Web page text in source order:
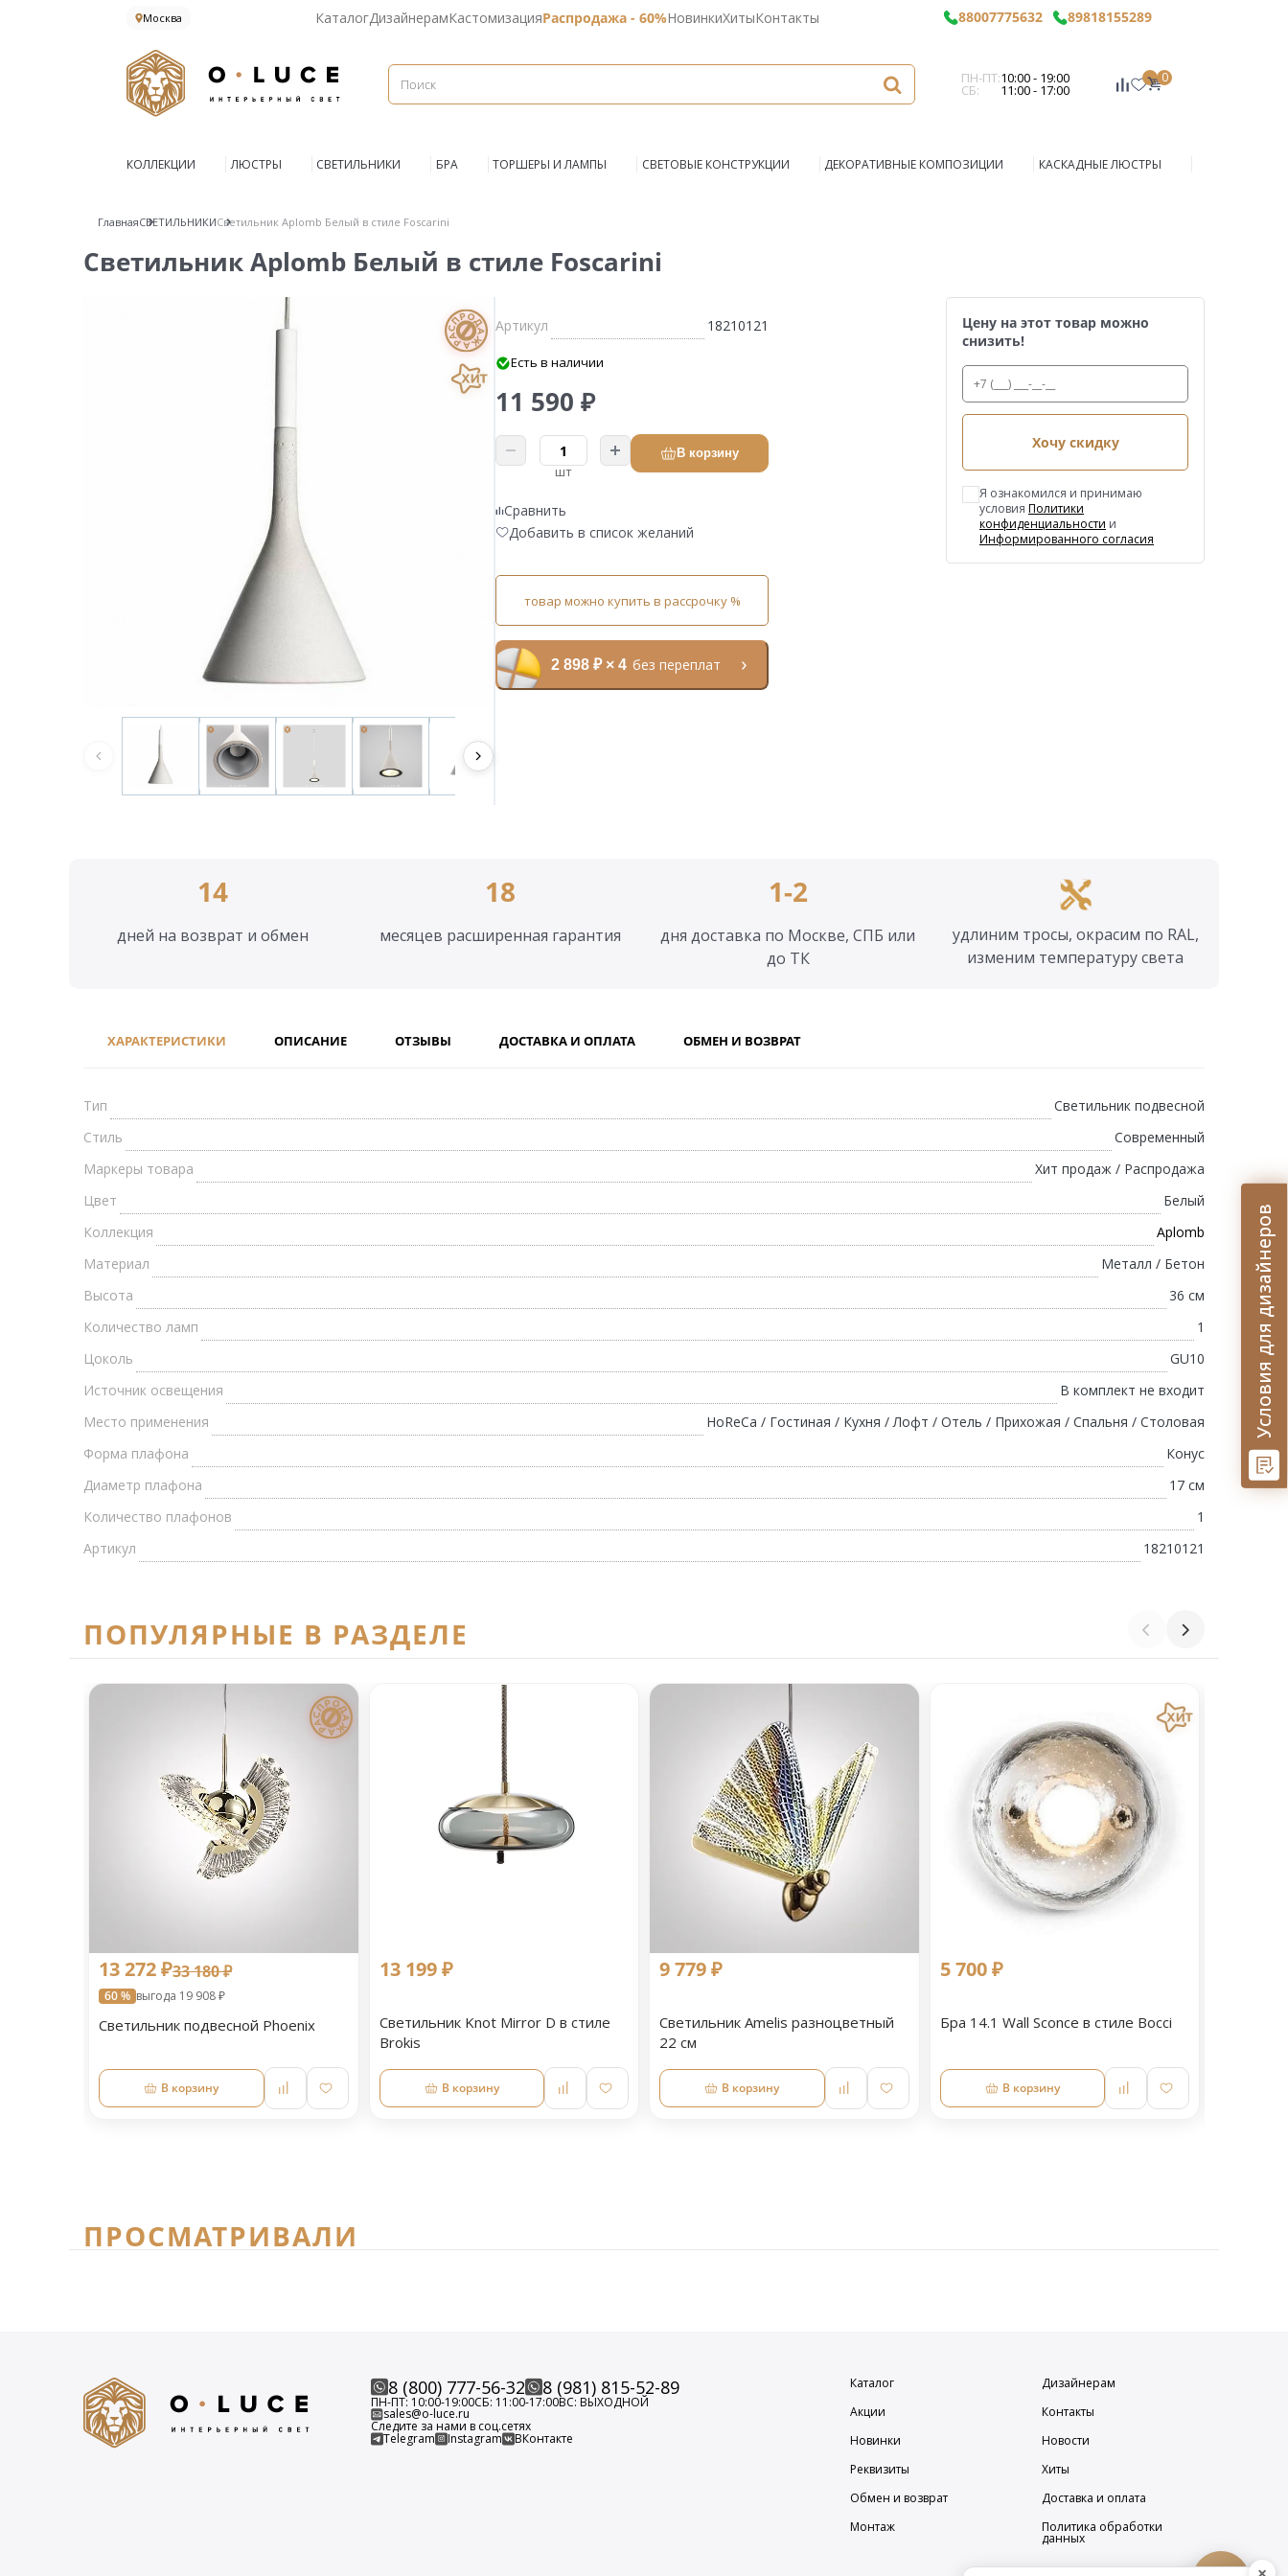
Москва КаталогДизайнерамКастомизацияРаспродажа - 60%НовинкиХитыКонтакты 88007775632 89818155289
ПН-ПТ:10:00 - 19:00
СБ: 11:00 - 17:00
0
КОЛЛЕКЦИИ ЛЮСТРЫ СВЕТИЛЬНИКИ БРА ТОРШЕРЫ И ЛАМПЫ СВЕТОВЫЕ КОНСТРУКЦИИ ДЕКОРАТИВНЫЕ КОМПОЗИЦИИ КАСКАДНЫЕ ЛЮСТРЫ
ГлавнаяСВЕТИЛЬНИКИСветильник Aplomb Белый в стиле Foscarini
Светильник Aplomb Белый в стиле Foscarini
Артикул 18210121
Есть в наличии
11 590 ₽
шт
В корзину
Сравнить
Добавить в список желаний
товар можно купить в рассрочку %
2 898 ₽ × 4 без переплат
Цену на этот товар можно
снизить!
Хочу скидку
Я ознакомился и принимаю
условия Политики
конфиденциальности и
Информированного согласия
14
дней на возврат и обмен
18
месяцев расширенная гарантия
1-2
дня доставка по Москве, СПБ или
до ТК
удлиним тросы, окрасим по RAL,
изменим температуру света
ХАРАКТЕРИСТИКИ ОПИСАНИЕ ОТЗЫВЫ ДОСТАВКА И ОПЛАТА ОБМЕН И ВОЗВРАТ
Тип
Светильник подвесной
Стиль
Современный
Маркеры товара
Хит продаж / Распродажа
Цвет
Белый
Коллекция
Aplomb
Материал
Металл / Бетон
Высота
36 см
Количество ламп
1
Цоколь
GU10
Источник освещения
В комплект не входит
Место применения
HoReCa / Гостиная / Кухня / Лофт / Отель / Прихожая / Спальня / Столовая
Форма плафона
Конус
Диаметр плафона
17 см
Количество плафонов
1
Артикул
18210121
ПОПУЛЯРНЫЕ В РАЗДЕЛЕ
13 272 ₽33 180 ₽
60 % выгода 19 908 ₽
Светильник подвесной Phoenix
В корзину
13 199 ₽
Светильник Knot Mirror D в стиле
Brokis
В корзину
9 779 ₽
Светильник Amelis разноцветный
22 см
В корзину
5 700 ₽
Бра 14.1 Wall Sconce в стиле Bocci
В корзину
ПРОСМАТРИВАЛИ
8 (800) 777-56-32 8 (981) 815-52-89
ПН-ПТ: 10:00-19:00СБ: 11:00-17:00ВС: ВЫХОДНОЙ
sales@o-luce.ru
Следите за нами в соц.сетях
Telegram Instagram ВКонтакте
Каталог
Дизайнерам
Акции
Контакты
Новинки
Новости
Реквизиты
Хиты
Обмен и возврат
Доставка и оплата
Монтаж
Политика обработки
данных
Условия для дизайнеров